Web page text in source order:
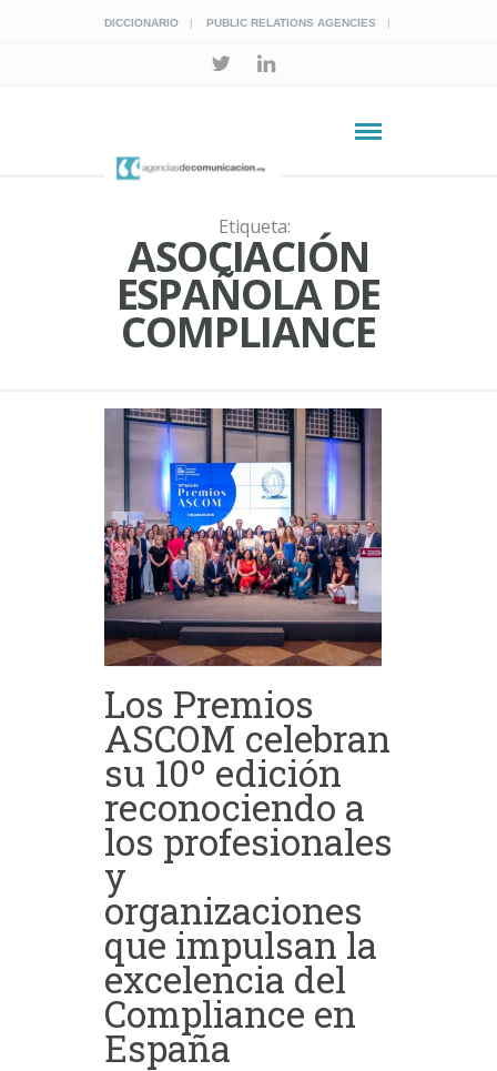
DICCIONARIO PUBLIC RELATIONS AGENCIES
Etiqueta:
ASOCIACIÓN
ESPAÑOLA DE
COMPLIANCE
Los Premios
ASCOM celebran
su 10º edición
reconociendo a
los profesionales
y
organizaciones
que impulsan la
excelencia del
Compliance en
España